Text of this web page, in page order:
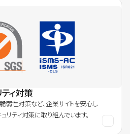
ィ対策
弱性対策など、企業サイトを安心し
リティ対策に取り組んでいます。